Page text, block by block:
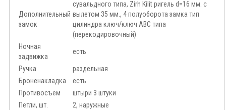
Дополнительный
замок
сувальдного типа, Zirh Kilit ригель d=16 мм. с
вылетом 35 мм., 4 полуоборота замка тип
цилиндра ключ/ключ АВС типа
(перекодировочный)
Ночная
задвижка
есть
Ручка
раздельная
Броненакладка
есть
Противосъем
штыри 3 штуки
Петли, шт.
2, наружные